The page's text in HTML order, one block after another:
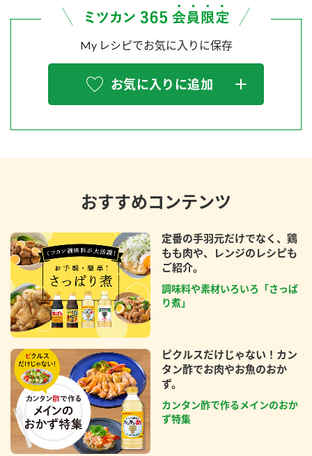
My レシピでお気に入りに保存
お気に入りに追加
おすすめコンテンツ
定番の手羽元だけでなく、鶏
もも肉や、レンジのレシピも
ご紹介。
調味料や素材いろいろ「さっぱ
り煮」
ピクルスだけじゃない！カン
タン酢でお肉やお魚のおか
ず。
カンタン酢で作るメインのおか
ず特集